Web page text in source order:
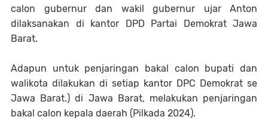
calon gubernur dan wakil gubernur ujar Anton
dilaksanakan di kantor DPD Partai Demokrat Jawa
Barat.
Adapun untuk penjaringan bakal calon bupati dan
walikota dilakukan di setiap kantor DPC Demokrat se
Jawa Barat.) di Jawa Barat, melakukan penjaringan
bakal calon kepala daerah (Pilkada 2024).